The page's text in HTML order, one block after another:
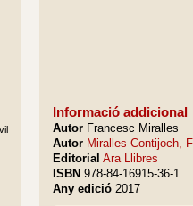
Informació addicional
Autor Francesc Miralles
Autor Miralles Contijoch,
Editorial Ara Llibres
ISBN 978-84-16915-36-1
Any edició 2017